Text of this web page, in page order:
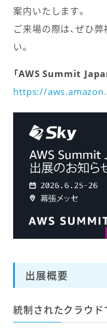
案内いたします。
ご来場の際は、ぜひ
い。
「AWS Summit
https://
出展概要
統制されたクラウ